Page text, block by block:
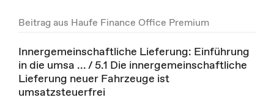
Beitrag aus Haufe Finance Office Premium
Innergemeinschaftliche Lieferung: Einführung
in die umsa ... / 5.1 Die innergemeinschaftliche
Lieferung neuer Fahrzeuge ist
umsatzsteuerfrei